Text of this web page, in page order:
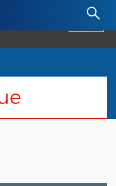
Angers.fr : Retour à l'accueil